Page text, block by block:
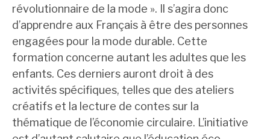
révolutionnaire de la mode ». Il s’agira donc
d’apprendre aux Français à être des personnes
engagées pour la mode durable. Cette
formation concerne autant les adultes que les
enfants. Ces derniers auront droit à des
activités spécifiques, telles que des ateliers
créatifs et la lecture de contes sur la
thématique de l’économie circulaire. L’initiative